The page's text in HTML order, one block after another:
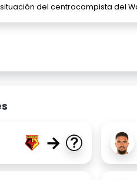
del centrocampista del
→